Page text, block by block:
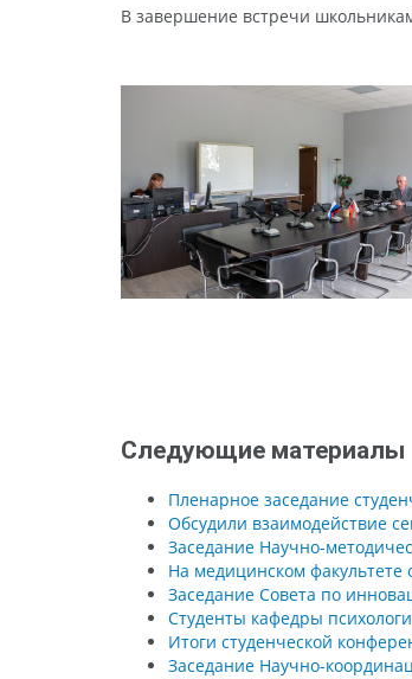
В завершение встречи
Следующие материалы
Пленарное заседание
Обсудили взаимодействие
Заседание Научно-
На медицинском факультете
Заседание Совета по
Студенты кафедры
Итоги студенческой
Заседание Научно-